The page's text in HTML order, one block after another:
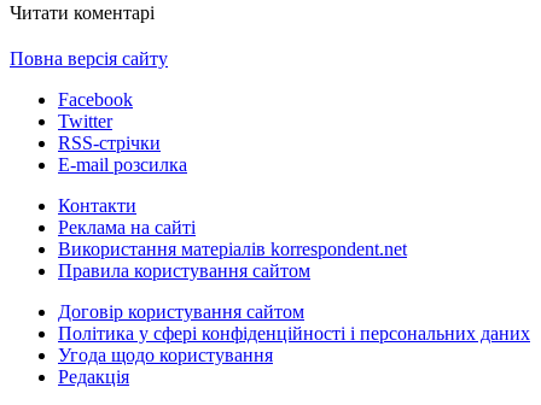
Читати коментарі
Повна версія сайту
Facebook
Twitter
RSS-стрічки
E-mail розсилка
Контакти
Реклама на сайті
Використання матеріалів korrespondent.net
Правила користування сайтом
Договір користування сайтом
Політика у сфері конфіденційності і персональних даних
Угода щодо користування
Редакція